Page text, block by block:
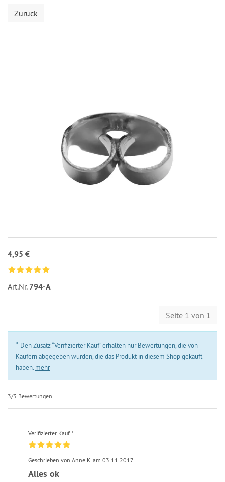
Zurück
4,95 €
Art.Nr. 794-A
Seite 1 von 1
* Den Zusatz “Verifizierter Kauf” erhalten nur Bewertungen, die von
Käufern abgegeben wurden, die das Produkt in diesem Shop gekauft
haben. mehr
3/3 Bewertungen
Verifizierter Kauf *
Geschrieben von Anne K. am 03.11.2017
Alles ok